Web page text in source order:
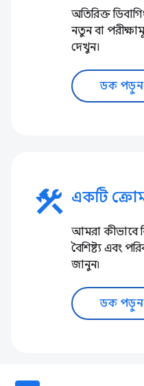
অতিরিক্ত
নতুন বা
দেখুন।
ডক পড়ুন
construction একটি
আমরা কীভাবে
বৈশিষ্ট্য এবং
জানুন৷
ডক পড়ুন